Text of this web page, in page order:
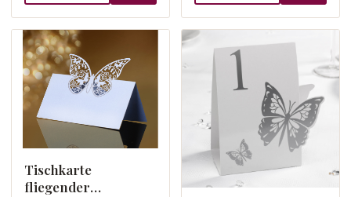
Tischkarte
fliegender